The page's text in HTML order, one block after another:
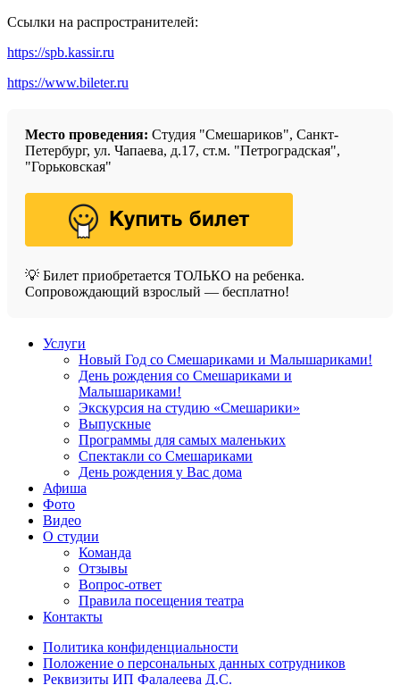
Ссылки на распространителей:
https://spb.kassir.ru
https://www.bileter.ru
Место проведения: Студия "Смешариков", Санкт-
Петербург, ул. Чапаева, д.17, ст.м. "Петроградская",
"Горьковская"
💡 Билет приобретается ТОЛЬКО на ребенка.
Сопровождающий взрослый — бесплатно!
Услуги
Новый Год со Смешариками и Малышариками!
День рождения со Смешариками и
Малышариками!
Экскурсия на студию «Смешарики»
Выпускные
Программы для самых маленьких
Спектакли со Смешариками
День рождения у Вас дома
Афиша
Фото
Видео
О студии
Команда
Отзывы
Вопрос-ответ
Правила посещения театра
Контакты
Политика конфиденциальности
Положение о персональных данных сотрудников
Реквизиты ИП Фалалеева Д.С.